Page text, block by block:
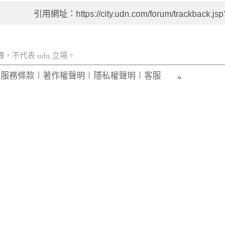
引用網址：https://city.udn.com/forum/
不代表 udn 立場。
服務條款 著作權聲明 隱私權聲明 客服